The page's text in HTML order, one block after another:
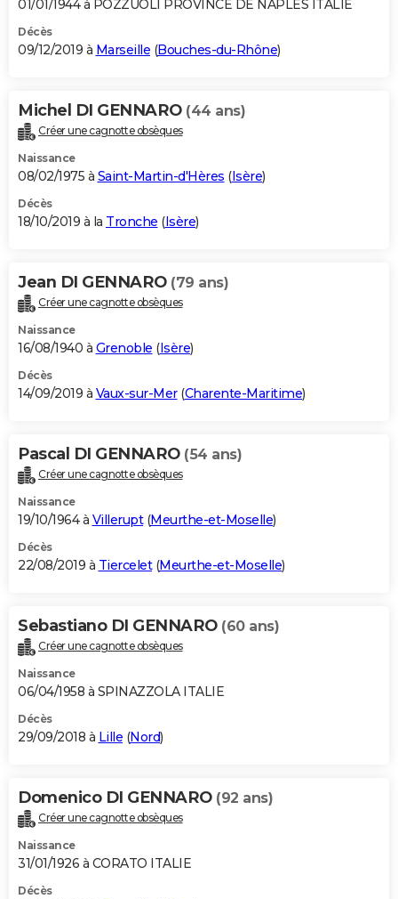
01/01/1944 à POZZUOLI PROVINCE DE NAPLES ITALIE
Décès
09/12/2019 à Marseille (Bouches-du-Rhône)
Michel DI GENNARO (44 ans)
Créer une cagnotte obsèques
Naissance
08/02/1975 à Saint-Martin-d'Hères (Isère)
Décès
18/10/2019 à la Tronche (Isère)
Jean DI GENNARO (79 ans)
Créer une cagnotte obsèques
Naissance
16/08/1940 à Grenoble (Isère)
Décès
14/09/2019 à Vaux-sur-Mer(Charente-Maritime)
Pascal DI GENNARO (54 ans)
Créer une cagnotte obsèques
Naissance
19/10/1964 à Villerupt(Meurthe-et-Moselle)
Décès
22/08/2019 à Tiercelet(Meurthe-et-Moselle)
Sebastiano DI GENNARO (60 ans)
Créer une cagnotte obsèques
Naissance
06/04/1958 à SPINAZZOLA ITALIE
Décès
29/09/2018 à Lille (Nord)
Domenico DI GENNARO (92 ans)
Créer une cagnotte obsèques
Naissance
31/01/1926 à CORATO ITALIE
Décès